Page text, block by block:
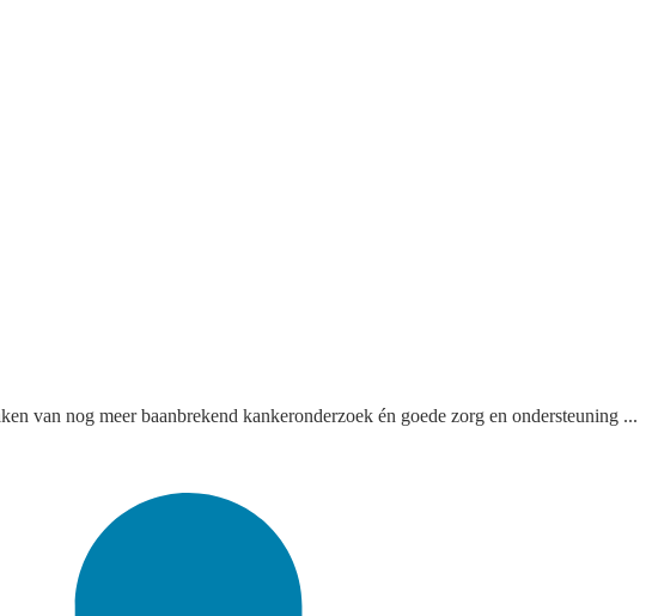
van nog meer baanbrekend kankeronderzoek én goede zorg en ondersteuning ...